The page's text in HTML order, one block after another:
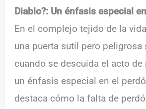
Diablo?: Un énfasis especial
En el complejo tejido de la
una puerta sutil pero peligrosa
cuando se descuida el acto de
un énfasis especial en el
destaca cómo la falta de